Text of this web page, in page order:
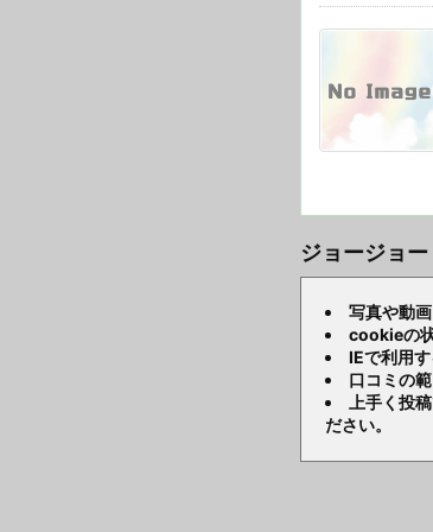
ジョージョ
写真や動
cookieの
IEで利用
口コミの
上手く投
ださい。